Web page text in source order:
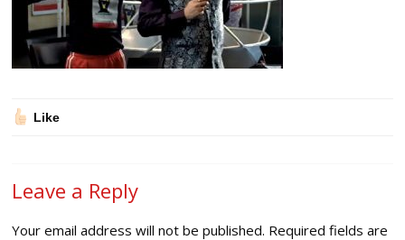
Like
Leave a Reply
Your email address will not be published. Required fields are